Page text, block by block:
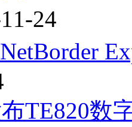
24
NetBorder
TE820数